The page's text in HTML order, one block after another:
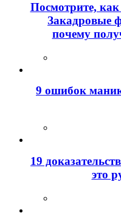
Посмотрите,
Закадровые
почему
9 ошибок
19
это